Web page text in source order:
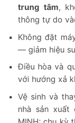
trung tâm,
thông tự do
Không đặt
— giảm hiệu
Điều hòa và
với hướng xả
Vệ sinh và
nhà sản xuất